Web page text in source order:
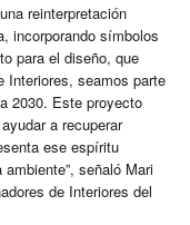
reinterpretación
incorporando símbolos
para el diseño, que
Interiores, seamos parte
2030. Este proyecto
a recuperar
ese espíritu
señaló Mari
de Interiores del